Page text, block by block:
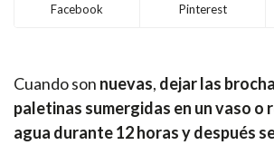
Facebook Pinterest
Cuando son nuevas, dejar las
paletinas sumergidas en un vaso o
agua durante 12 horas y después